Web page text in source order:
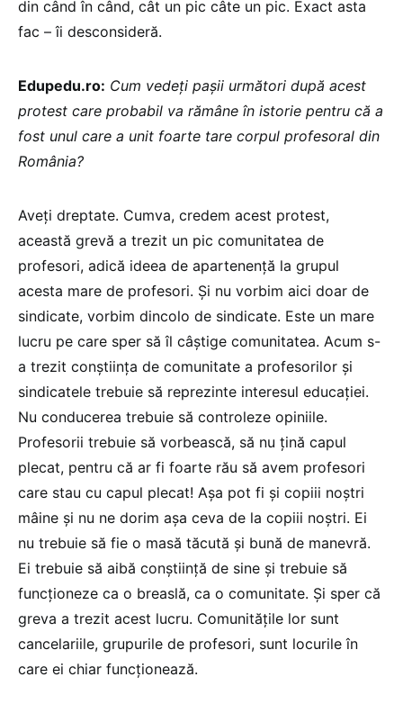
din când în când, cât un pic câte un pic. Exact asta
fac – îi desconsideră.
Edupedu.ro: Cum vedeți pașii următori după acest
protest care probabil va rămâne în istorie pentru că a
fost unul care a unit foarte tare corpul profesoral din
România?
Aveți dreptate. Cumva, credem acest protest,
această grevă a trezit un pic comunitatea de
profesori, adică ideea de apartenență la grupul
acesta mare de profesori. Și nu vorbim aici doar de
sindicate, vorbim dincolo de sindicate. Este un mare
lucru pe care sper să îl câștige comunitatea. Acum s-
a trezit conștiința de comunitate a profesorilor și
sindicatele trebuie să reprezinte interesul educației.
Nu conducerea trebuie să controleze opiniile.
Profesorii trebuie să vorbească, să nu țină capul
plecat, pentru că ar fi foarte rău să avem profesori
care stau cu capul plecat! Așa pot fi și copiii noștri
mâine și nu ne dorim așa ceva de la copiii noștri. Ei
nu trebuie să fie o masă tăcută și bună de manevră.
Ei trebuie să aibă conștiință de sine și trebuie să
funcționeze ca o breaslă, ca o comunitate. Și sper că
greva a trezit acest lucru. Comunitățile lor sunt
cancelariile, grupurile de profesori, sunt locurile în
care ei chiar funcționează.